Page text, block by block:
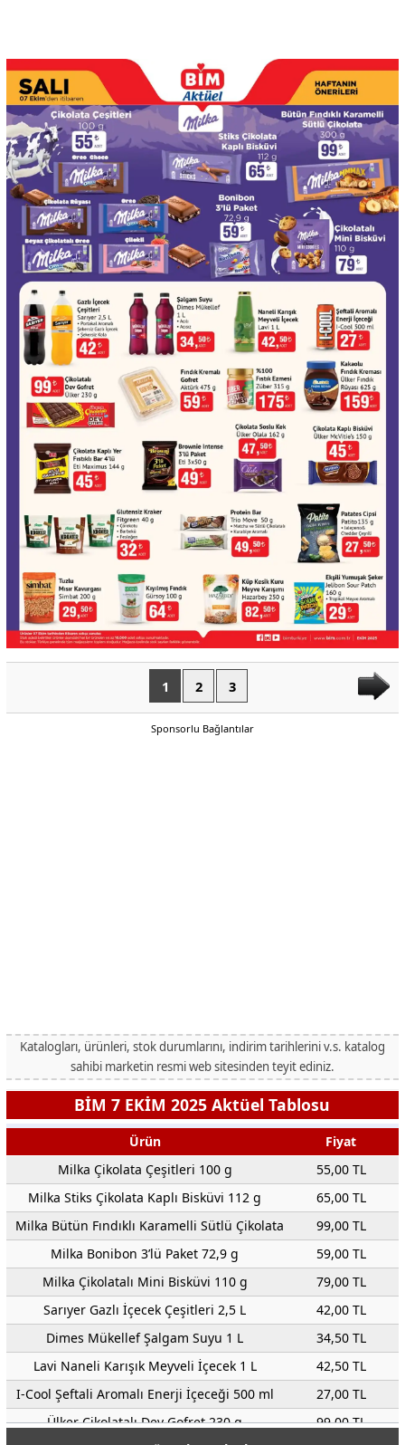
1 2 3
Sponsorlu Bağlantılar
Katalogları, ürünleri, stok durumlarını, indirim tarihlerini v.s. katalog
sahibi marketin resmi web sitesinden teyit ediniz.
BİM 7 EKİM 2025 Aktüel Tablosu
Ürün
Fiyat
Milka Çikolata Çeşitleri 100 g
55,00 TL
Milka Stiks Çikolata Kaplı Bisküvi 112 g
65,00 TL
Milka Bütün Fındıklı Karamelli Sütlü Çikolata 300 g99,00 TL
Milka Bonibon 3’lü Paket 72,9 g
59,00 TL
Milka Çikolatalı Mini Bisküvi 110 g
79,00 TL
Sarıyer Gazlı İçecek Çeşitleri 2,5 L
42,00 TL
Dimes Mükellef Şalgam Suyu 1 L
34,50 TL
Lavi Naneli Karışık Meyveli İçecek 1 L
42,50 TL
I-Cool Şeftali Aromalı Enerji İçeceği 500 ml
27,00 TL
Ülker Çikolatalı Dev Gofret 230 g
99,00 TL